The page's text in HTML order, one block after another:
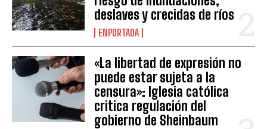
deslaves y crecidas de ríos
ENPORTADA
«La libertad de expresión no
puede estar sujeta a la
censura»: Iglesia católica
critica regulación del
gobierno de Sheinbaum